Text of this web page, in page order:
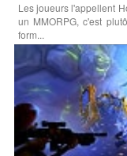
Les joueurs l'appellent
un MMORPG, c'est
form...